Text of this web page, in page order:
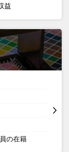
益
の在籍